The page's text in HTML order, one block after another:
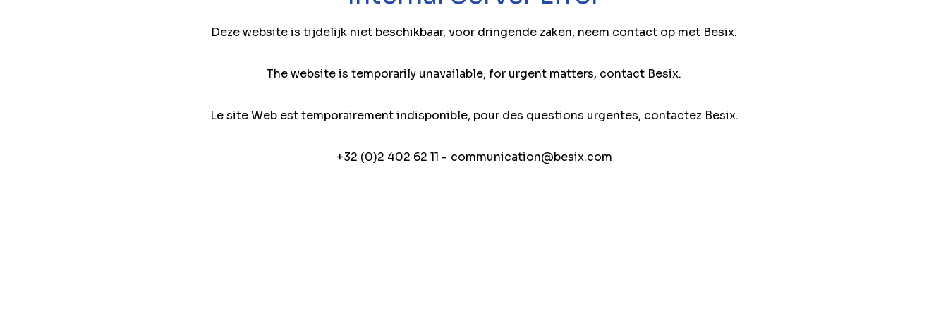
Deze website is tijdelijk niet beschikbaar, voor dringende zaken, neem contact op met Besix.
The website is temporarily unavailable, for urgent matters, contact Besix.
Le site Web est temporairement indisponible, pour des questions urgentes, contactez Besix.
+32 (0)2 402 62 11 - communication@besix.com